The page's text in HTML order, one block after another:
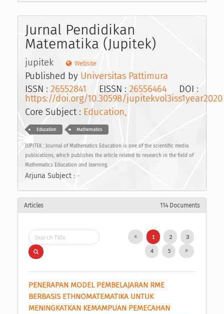
Jurnal Pendidikan
Matematika (Jupitek)
jupitek Website
Published by Universitas Pattimura
ISSN : 26552841 EISSN : 26556464DOI :
https://doi.org/10.30598/jupitekvol3iss1year2020
Core Subject : Education,
Education Mathematics
JUPITEK : Journal of Mathematics Education is one of the scientific media
publications, which publishes the article related to research in the field of
Mathematics Education and learning.
Arjuna Subject : -
Articles 114 Documents
1 2 3
4 5
PENERAPAN MODEL PEMBELAJARAN RME
BERBASIS ETHNOMATEMATIKA UNTUK
MENINGKATKAN KEMAMPUAN PEMECAHAN